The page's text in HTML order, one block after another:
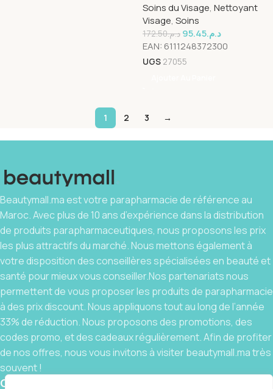
DÉMAQUILLANTE 150 ml
Soins du Visage, Nettoyant
Visage, Soins
د.م.172.50 د.م.95.45
EAN: 6111248372300
UGS 27055
1 2 3 →
Beautymall.ma est votre parapharmacie de référence au
Maroc. Avec plus de 10 ans d’expérience dans la distribution
de produits parapharmaceutiques, nous proposons les prix
les plus attractifs du marché. Nous mettons également à
votre disposition des conseillères spécialisées en beauté et
santé pour mieux vous conseiller.Nos partenariats nous
permettent de vous proposer les produits de parapharmacie
à des prix discount. Nous appliquons tout au long de l’année
33% de réduction. Nous proposons des promotions, des
codes promo, et des cadeaux régulièrement. Afin de profiter
de nos offres, nous vous invitons à visiter beautymall.ma très
souvent !
Contact